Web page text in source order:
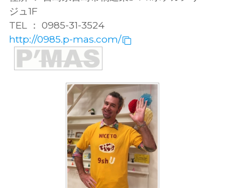
ジュ1F
TEL ： 0985-31-3524
http://0985.p-mas.com/